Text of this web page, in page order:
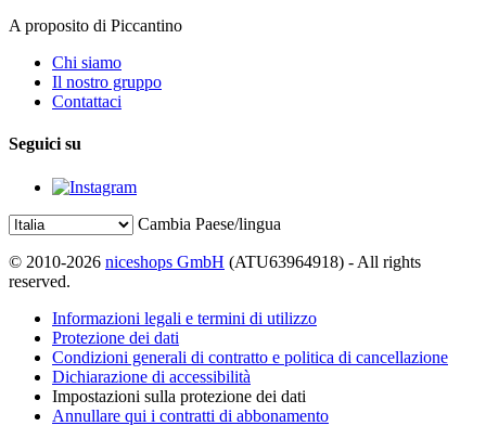
A proposito di Piccantino
Chi siamo
Il nostro gruppo
Contattaci
Seguici su
Cambia Paese/lingua
© 2010-2026 niceshops GmbH (ATU63964918) - All rights
reserved.
Informazioni legali e termini di utilizzo
Protezione dei dati
Condizioni generali di contratto e politica di cancellazione
Dichiarazione di accessibilità
Impostazioni sulla protezione dei dati
Annullare qui i contratti di abbonamento